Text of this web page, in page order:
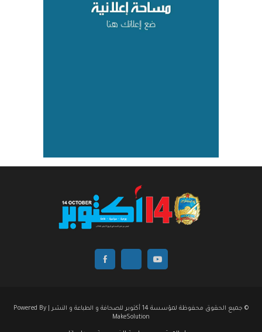
© جميع الحقوق محفوظة لمؤسسة 14 أكتوبر للصحافة و الطباعة و النشر | Powered By
MakeSolution